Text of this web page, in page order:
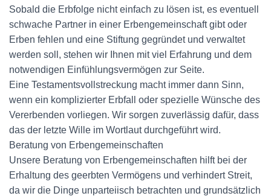
Sobald die Erbfolge nicht einfach zu lösen ist, es eventuell
schwache Partner in einer Erbengemeinschaft gibt oder
Erben fehlen und eine Stiftung gegründet und verwaltet
werden soll, stehen wir Ihnen mit viel Erfahrung und dem
notwendigen Einfühlungsvermögen zur Seite.
Eine Testamentsvollstreckung macht immer dann Sinn,
wenn ein komplizierter Erbfall oder spezielle Wünsche des
Vererbenden vorliegen. Wir sorgen zuverlässig dafür, dass
das der letzte Wille im Wortlaut durchgeführt wird.
Beratung von Erbengemeinschaften
Unsere Beratung von Erbengemeinschaften hilft bei der
Erhaltung des geerbten Vermögens und verhindert Streit,
da wir die Dinge unparteiisch betrachten und grundsätzlich